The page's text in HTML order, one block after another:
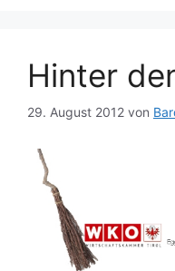
Hinter
29. August 2012 von